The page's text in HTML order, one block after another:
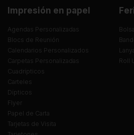
Impresión en papel
Agendas Personalizadas
Blocs de Reunión
Calendarios Personalizados
Carpetas Personalizadas
Cuadrípticos
Carteles
Dípticos
Flyer
Papel de Carta
Tarjetas de Visita
Roll